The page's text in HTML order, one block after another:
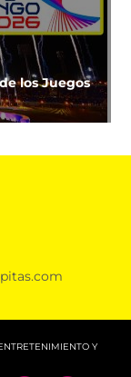
los Juegos
Y